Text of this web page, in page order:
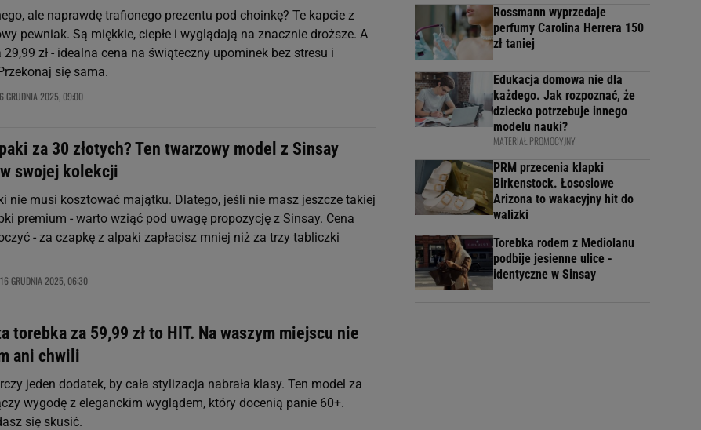
ale naprawdę trafionego prezentu pod choinkę? Te kapcie z
pewniak. Są miękkie, ciepłe i wyglądają na znacznie droższe. A
zł - idealna cena na świąteczny upominek bez stresu i
się sama.
GRUDNIA 2025, 09:00
za 30 złotych? Ten twarzowy model z Sinsay
swojej kolekcji
nie musi kosztować majątku. Dlatego, jeśli nie masz jeszcze takiej
premium - warto wziąć pod uwagę propozycję z Sinsay. Cena
- za czapkę z alpaki zapłacisz mniej niż za trzy tabliczki
16 GRUDNIA 2025, 06:30
torebka za 59,99 zł to HIT. Na waszym miejscu nie
ani chwili
jeden dodatek, by cała stylizacja nabrała klasy. Ten model za
wygodę z eleganckim wyglądem, który docenią panie 60+.
się skusić.
Rossmann wyprzedaje
perfumy Carolina Herrera 150
zł taniej
Edukacja domowa nie dla
każdego. Jak rozpoznać, że
dziecko potrzebuje innego
modelu nauki?
MATERIAŁ PROMOCYJNY
PRM przecenia klapki
Birkenstock. Łososiowe
Arizona to wakacyjny hit do
walizki
Torebka rodem z Mediolanu
podbije jesienne ulice -
identyczne w Sinsay
na urządzeniu lub dostęp do nich. Spersonalizowane reklamy i treści, pomiar reklam i treści,
usług.
Lista Zaufanych Partnerów